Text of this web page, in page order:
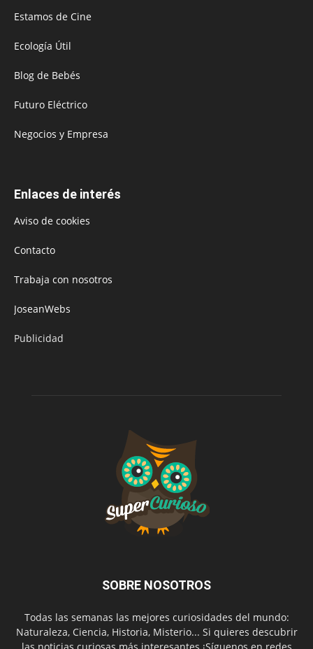
Estamos de Cine
Ecología Útil
Blog de Bebés
Futuro Eléctrico
Negocios y Empresa
Enlaces de interés
Aviso de cookies
Contacto
Trabaja con nosotros
JoseanWebs
Publicidad
SOBRE NOSOTROS
Todas las semanas las mejores curiosidades del mundo:
Naturaleza, Ciencia, Historia, Misterio... Si quieres descubrir